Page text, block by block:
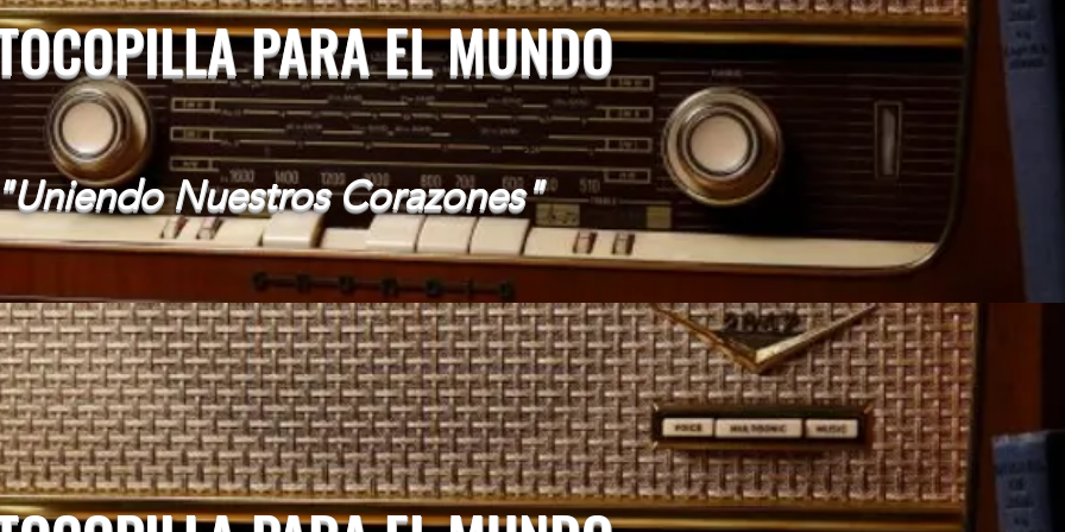
PARA EL MUNDO
Nuestros Corazones"